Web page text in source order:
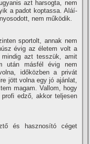
azt harsogta, nem
a padot koptassa. Aláí­
nem működik.
sportolt, annak nem
évig az életem volt a
mindig azt tesszük, amit
után másfél évig nem
időközben a privát
jött volna egy jó ajánlat,
magam. Vallom, hogy
edző, akkor teljesen
és hasznosí­tó céget